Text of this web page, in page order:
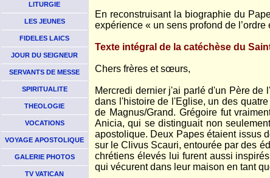
LITURGIE
LES JEUNES
FIDELES LAICS
JOUR DU SEIGNEUR
SERVANTS DE MESSE
SPIRITUALITE
THEOLOGIE
VOCATIONS
VOYAGE APOSTOLIQUE
GALERIE PHOTOS
TV VATICAN
En reconstruisant la biographie du
expérience « un sens profond de
Texte intégral de la catéchèse du
Chers frères et sœurs,
Mercredi dernier j'ai parlé d'un Père de
dans l'histoire de l'Eglise, un des
de Magnus/Grand. Grégoire fut
Anicia, qui se distinguait non
apostolique. Deux Papes étaient issus
sur le Clivus Scauri, entourée par des
chrétiens élevés lui furent aussi
qui vécurent dans leur maison en tant